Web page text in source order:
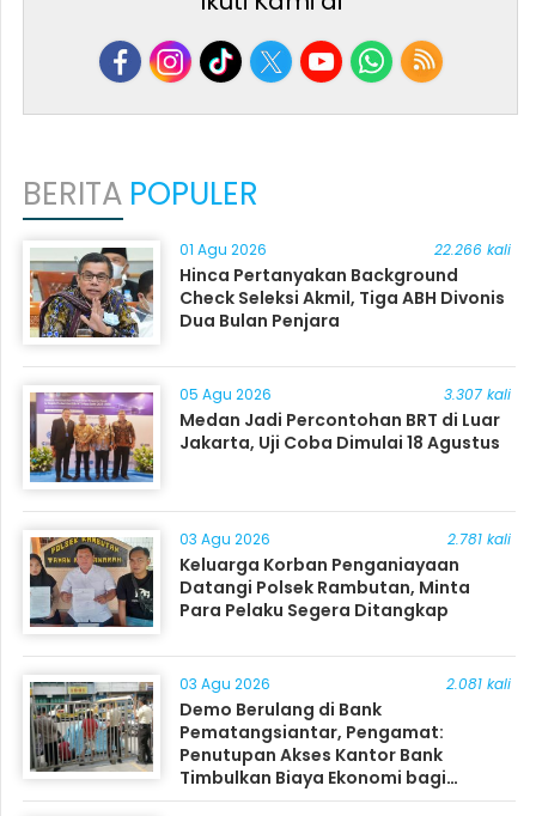
BERITA POPULER
01 Agu 2026 22.266 kali
Hinca Pertanyakan Background
Check Seleksi Akmil, Tiga ABH Divonis
Dua Bulan Penjara
05 Agu 2026 3.307 kali
Medan Jadi Percontohan BRT di Luar
Jakarta, Uji Coba Dimulai 18 Agustus
03 Agu 2026 2.781 kali
Keluarga Korban Penganiayaan
Datangi Polsek Rambutan, Minta
Para Pelaku Segera Ditangkap
03 Agu 2026 2.081 kali
Demo Berulang di Bank
Pematangsiantar, Pengamat:
Penutupan Akses Kantor Bank
Timbulkan Biaya Ekonomi bagi
Masyarakat